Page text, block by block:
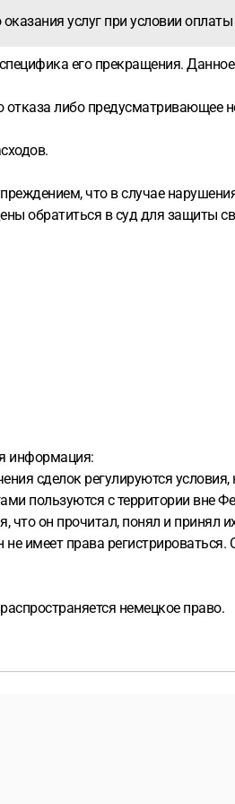
услуг при условии
его прекращения.
отказа либо предусматривающее
что в случае
обратиться в суд для защиты
информация:
сделок регулируются условия,
пользуются с территории вне
что он прочитал, понял и принял
имеет права
немецкое право.